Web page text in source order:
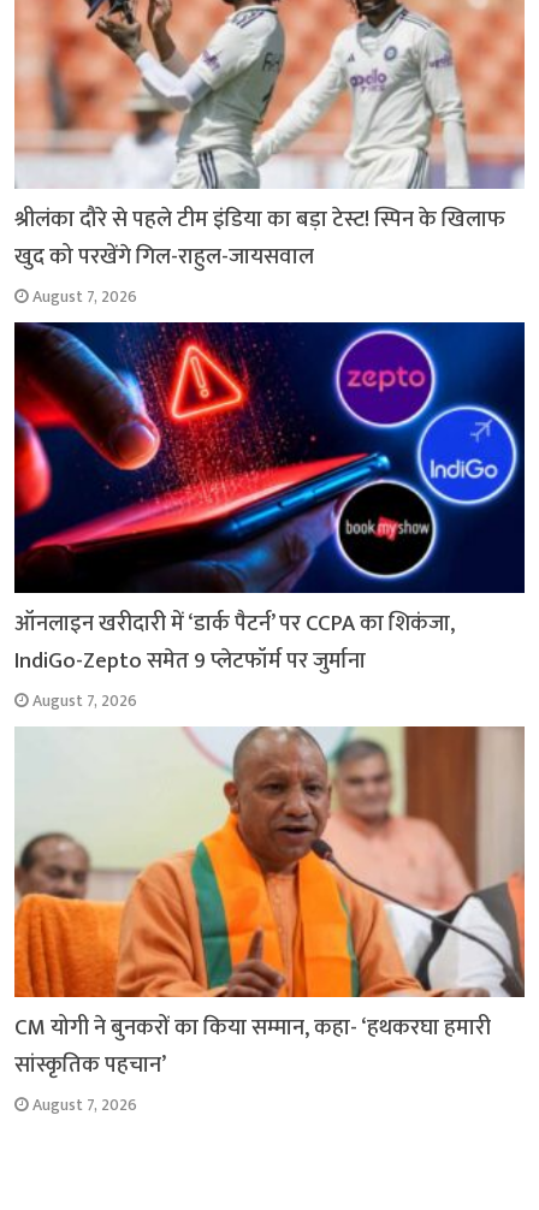
श्रीलंका दौरे से पहले टीम इंडिया का बड़ा टेस्ट! स्पिन के खिलाफ
खुद को परखेंगे गिल-राहुल-जायसवाल
August 7, 2026
ऑनलाइन खरीदारी में ‘डार्क पैटर्न’ पर CCPA का शिकंजा,
IndiGo-Zepto समेत 9 प्लेटफॉर्म पर जुर्माना
August 7, 2026
CM योगी ने बुनकरों का किया सम्मान, कहा- ‘हथकरघा हमारी
सांस्कृतिक पहचान’
August 7, 2026